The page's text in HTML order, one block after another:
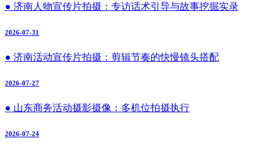
● 济南人物宣传片拍摄：专访话术引导与故事挖掘实录
2026-07-31
● 济南活动宣传片拍摄：剪辑节奏的快慢镜头搭配
2026-07-27
● 山东商务活动摄影摄像：多机位拍摄执行
2026-07-24